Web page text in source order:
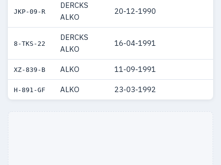
JKP-09-R
DERCKS
ALKO
20-12-1990
8-TKS-22
DERCKS
ALKO
16-04-1991
XZ-839-B ALKO 11-09-1991
H-891-GF ALKO 23-03-1992